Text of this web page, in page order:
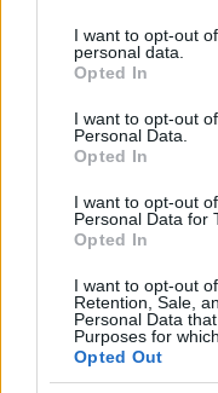
I want to opt-out
personal data.
Opted In
I want to opt-out
Personal Data.
Opted In
I want to opt-out
Personal Data for
Opted In
I want to opt-out
Retention, Sale,
Personal Data
Purposes for
Opted Out
A confermare il
Modena,Massimo
sul luogo
cittadini. L’uomo
mio
drammatico
di questo atto
entrato nella
direttamente
facendone